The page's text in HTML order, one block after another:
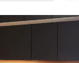
Vodomaterijal